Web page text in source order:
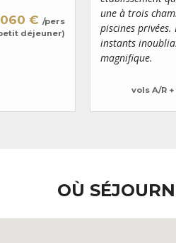
€ /pers
déjeuner)
une à trois
piscines
instants
magnifique.
vols A/R
OÙ